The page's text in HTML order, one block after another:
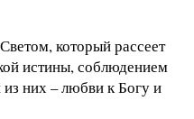
который рассеет
истины, соблюдением
из них – любви к Богу и